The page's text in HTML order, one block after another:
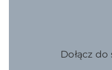
Dołącz